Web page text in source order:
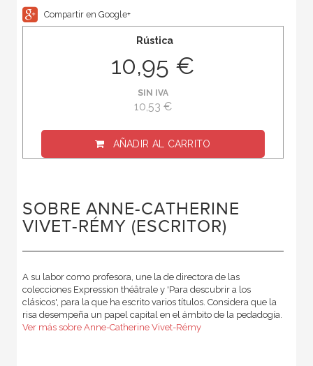
Compartir en Google+
Rústica
10,95 €
SIN IVA
10,53 €
AÑADIR AL CARRITO
SOBRE ANNE-CATHERINE
VIVET-RÉMY (ESCRITOR)
A su labor como profesora, une la de directora de las
colecciones Expression théâtrale y 'Para descubrir a los
clásicos', para la que ha escrito varios títulos. Considera que la
risa desempeña un papel capital en el ámbito de la pedadogía.
Ver más sobre Anne-Catherine Vivet-Rémy